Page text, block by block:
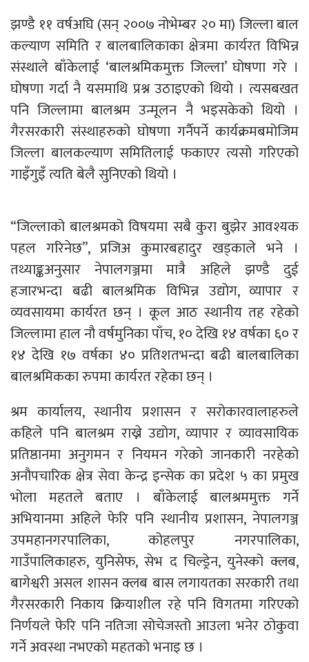
झण्डै ११ वर्षअघि (सन् २००७ नोभेम्बर २० मा) जिल्ला बाल
कल्याण समिति र बालबालिकाका क्षेत्रमा कार्यरत विभिन्न
संस्थाले बाँकेलाई ‘बालश्रमिकमुक्त जिल्ला’ घोषणा गरे ।
घोषणा गर्दा नै यसमाथि प्रश्न उठाइएको थियो । त्यसबखत
पनि जिल्लामा बालश्रम उन्मूलन नै भइसकेको थियो ।
गैरसरकारी संस्थाहरुको घोषणा गर्नैपर्ने कार्यक्रमबमोजिम
जिल्ला बालकल्याण समितिलाई फकाएर त्यसो गरिएको
गाइँगुइँ त्यति बेलै सुनिएको थियो ।
“जिल्लाको बालश्रमको विषयमा सबै कुरा बुझेर आवश्यक
पहल गरिनेछ”, प्रजिअ कुमारबहादुर खड्काले भने ।
तथ्याङ्कअनुसार नेपालगञ्जमा मात्रै अहिले झण्डै दुई
हजारभन्दा बढी बालश्रमिक विभिन्न उद्योग, व्यापार र
व्यवसायमा कार्यरत छन् । कूल आठ स्थानीय तह रहेको
जिल्लामा हाल नौ वर्षमुनिका पाँच, १० देखि १४ वर्षका ६० र
१४ देखि १७ वर्षका ४० प्रतिशतभन्दा बढी बालबालिका
बालश्रमिकका रुपमा कार्यरत रहेका छन् ।
श्रम कार्यालय, स्थानीय प्रशासन र सरोकारवालाहरुले
कहिले पनि बालश्रम राख्ने उद्योग, व्यापार र व्यावसायिक
प्रतिष्ठानमा अनुगमन र नियमन गरेको जानकारी नरहेको
अनौपचारिक क्षेत्र सेवा केन्द्र इन्सेक का प्रदेश ५ का प्रमुख
भोला महतले बताए । बाँकेलाई बालश्रममुक्त गर्ने
अभियानमा अहिले फेरि पनि स्थानीय प्रशासन, नेपालगञ्ज
उपमहानगरपालिका, कोहलपुर नगरपालिका,
गाउँपालिकाहरु, युनिसेफ, सेभ द चिल्ड्रेन, युनेस्को क्लब,
बागेश्वरी असल शासन क्लब बास लगायतका सरकारी तथा
गैरसरकारी निकाय क्रियाशील रहे पनि विगतमा गरिएको
निर्णयले फेरि पनि नतिजा सोचेजस्तो आउला भनेर ठोकुवा
गर्ने अवस्था नभएको महतको भनाइ छ ।